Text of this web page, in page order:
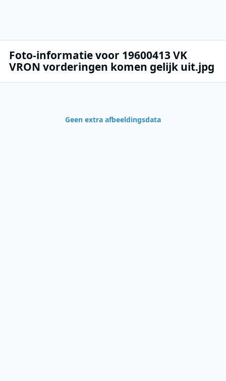
Foto-informatie voor 19600413 VK
VRON vorderingen komen gelijk uit.jpg
Geen extra afbeeldingsdata